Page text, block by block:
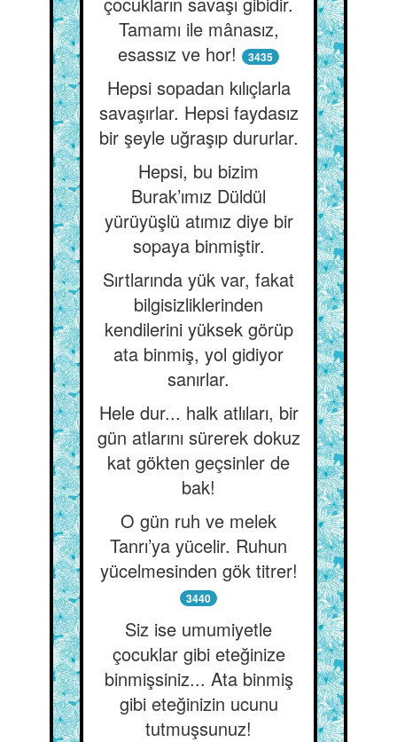
Tamamı ile mânasız,
esassız ve hor!
3435
Hepsi sopadan kılıçlarla
savaşırlar. Hepsi faydasız
bir şeyle uğraşıp dururlar.
Hepsi, bu bizim
Burak’ımız Düldül
yürüyüşlü atımız diye bir
sopaya binmiştir.
Sırtlarında yük var, fakat
bilgisizliklerinden
kendilerini yüksek görüp
ata binmiş, yol gidiyor
sanırlar.
Hele dur... halk atlıları, bir
gün atlarını sürerek dokuz
kat gökten geçsinler de
bak!
O gün ruh ve melek
Tanrı’ya yücelir. Ruhun
yücelmesinden gök titrer!
3440
Siz ise umumiyetle
çocuklar gibi eteğinize
binmişsiniz... Ata binmiş
gibi eteğinizin ucunu
tutmuşsunuz!